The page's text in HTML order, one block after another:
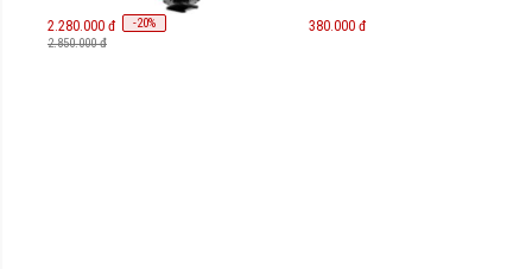
2.280.000 đ -20%
2.850.000 đ
380.000 đ